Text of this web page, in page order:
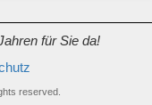
für Sie da!
reserved.